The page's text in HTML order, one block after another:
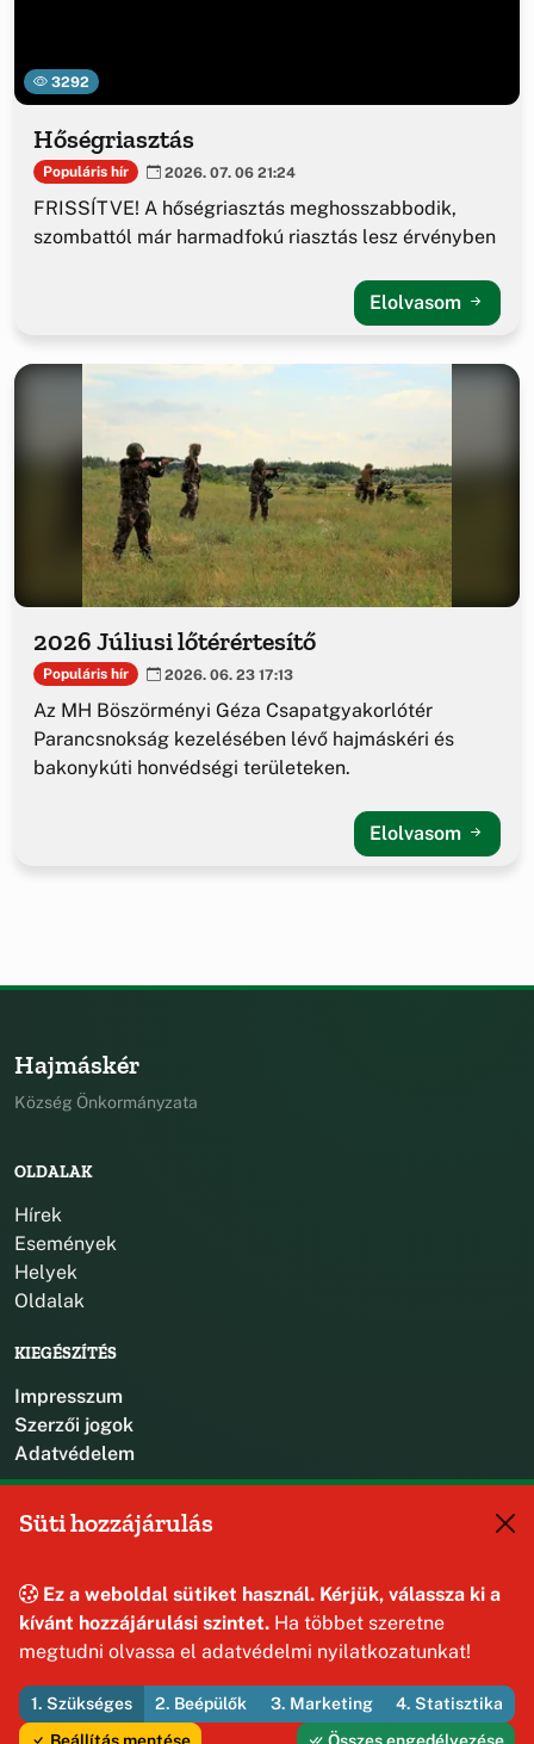
3292
Hőségriasztás
Populáris hír 2026. 07. 06 21:24
FRISSÍTVE! A hőségriasztás meghosszabbodik,
szombattól már harmadfokú riasztás lesz érvényben
Elolvasom
2026 Júliusi lőtérértesítő
Populáris hír 2026. 06. 23 17:13
Az MH Böszörményi Géza Csapatgyakorlótér
Parancsnokság kezelésében lévő hajmáskéri és
bakonykúti honvédségi területeken.
Elolvasom
Hajmáskér
Község Önkormányzata
OLDALAK
Hírek
Események
Helyek
Oldalak
KIEGÉSZÍTÉS
Impresszum
Szerzői jogok
Adatvédelem
8192 Hajmáskér, Kossuth Lajos u. 31.
© 2026 Hajmáskér Község Önkormányzata — Minden jog
fenntartva
Süti hozzájárulás
Ez a weboldal sütiket használ. Kérjük, válassza ki a
kívánt hozzájárulási szintet. Ha többet szeretne
megtudni olvassa el adatvédelmi nyilatkozatunkat!
1. Szükséges 2. Beépülők 3. Marketing
4. Statisztika